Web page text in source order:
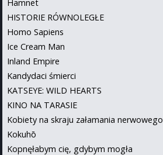
Hamnet
HISTORIE RÓWNOLEGŁE
Homo Sapiens
Ice Cream Man
Inland Empire
Kandydaci śmierci
KATSEYE: WILD HEARTS
KINO NA TARASIE
Kobiety na skraju załamania nerwowego
Kokuhō
Kopnęłabym cię, gdybym mogła